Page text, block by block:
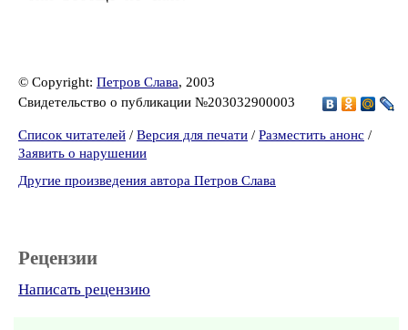
© Copyright: Петров Слава, 2003
Свидетельство о публикации №203032900003
Список читателей / Версия для печати / Разместить анонс /
Заявить о нарушении
Другие произведения автора Петров Слава
Рецензии
Написать рецензию